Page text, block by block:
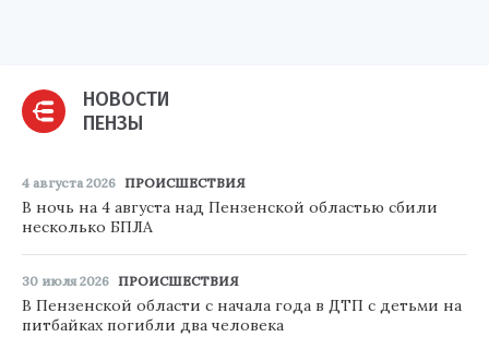
НОВОСТИ
ПЕНЗЫ
4 августа 2026 ПРОИСШЕСТВИЯ
В ночь на 4 августа над Пензенской областью сбили
несколько БПЛА
30 июля 2026 ПРОИСШЕСТВИЯ
В Пензенской области с начала года в ДТП с детьми на
питбайках погибли два человека